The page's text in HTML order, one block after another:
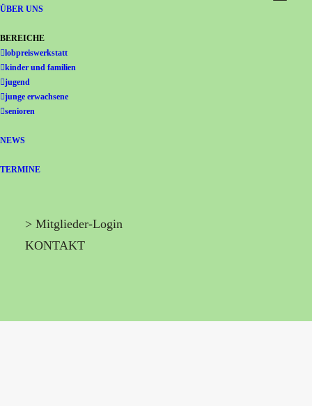
Gemeinschaft Immanuel
ÜBER UNS
BEREICHE
lobpreiswerkstatt
kinder und familien
jugend
junge erwachsene
senioren
NEWS
TERMINE
> Mitglieder-Login
KONTAKT